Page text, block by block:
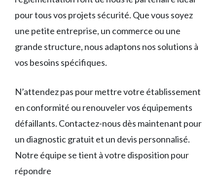
pour tous vos projets sécurité. Que vous soyez
une petite entreprise, un commerce ou une
grande structure, nous adaptons nos solutions à
vos besoins spécifiques.
N’attendez pas pour mettre votre établissement
en conformité ou renouveler vos équipements
défaillants. Contactez-nous dès maintenant pour
un diagnostic gratuit et un devis personnalisé.
Notre équipe se tient à votre disposition pour
répondre